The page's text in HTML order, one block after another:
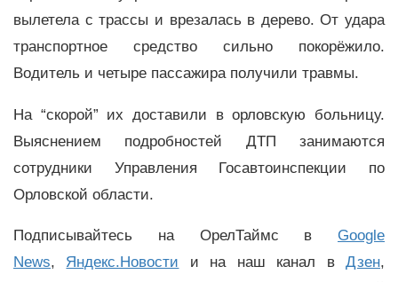
вылетела с трассы и врезалась в дерево. От удара
транспортное средство сильно покорёжило.
Водитель и четыре пассажира получили травмы.
На “скорой” их доставили в орловскую больницу.
Выяснением подробностей ДТП занимаются
сотрудники Управления Госавтоинспекции по
Орловской области.
Подписывайтесь на ОрелТаймс в Google
News, Яндекс.Новости и на наш канал вДзен,